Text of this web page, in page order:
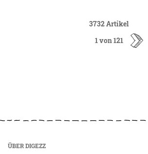
3732 Artikel
1 von 121
ÜBER DIGEZZ